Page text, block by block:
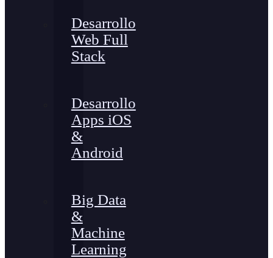
Desarrollo
Web Full
Stack
Desarrollo
Apps iOS
&
Android
Big Data
&
Machine
Learning